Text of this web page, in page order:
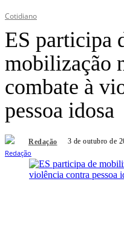
Cotidiano
ES participa
mobilização
combate à
pessoa idosa
Redação 3 de outubro de